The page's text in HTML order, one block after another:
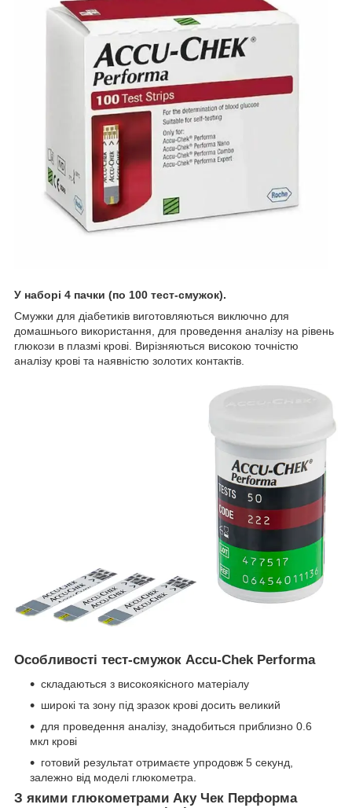
У наборі 4 пачки (по 100 тест-смужок).
Смужки для діабетиків виготовляються виключно для
домашнього використання, для проведення аналізу на рівень
глюкози в плазмі крові. Вирізняються високою точністю
аналізу крові та наявністю золотих контактів.
Особливості тест-смужок Accu-Chek Performa
складаються з високоякісного матеріалу
широкі та зону під зразок крові досить великий
для проведення аналізу, знадобиться приблизно 0.6
мкл крові
готовий результат отримаєте упродовж 5 секунд,
залежно від моделі глюкометра.
З якими глюкометрами Аку Чек Перформа